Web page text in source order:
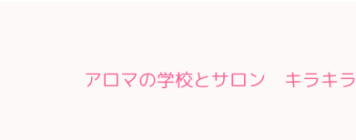
アロマの学校とサロン キラキラ